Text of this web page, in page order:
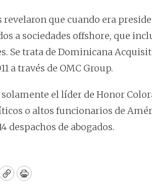
que cuando era
a sociedades offshore, que
Se trata de Dominicana
a través de OMC Group.
solamente el líder de Honor
o altos funcionarios de
despachos de abogados.
CopyPrint